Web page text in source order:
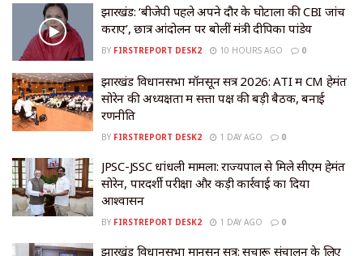
झारखंड: ‘बीजेपी पहले अपने दौर के घोटालों की CBI जांच
कराए’, छात्र आंदोलन पर बोलीं मंत्री दीपिका पांडेय
BY FIRSTREPORT DESK2 10 HOURS AGO 0
झारखंड विधानसभा मॉनसून सत्र 2026: ATI में CM हेमंत
सोरेन की अध्यक्षता में सत्ता पक्ष की बड़ी बैठक, बनाई
रणनीति
BY FIRSTREPORT DESK2 1 DAY AGO 0
JPSC-JSSC धांधली मामला: राज्यपाल से मिले सीएम हेमंत
सोरेन, पारदर्शी परीक्षा और कड़ी कार्रवाई का दिया
आश्वासन
BY FIRSTREPORT DESK2 1 DAY AGO 0
झारखंड विधानसभा मानसून सत्र: सुचारू संचालन के लिए